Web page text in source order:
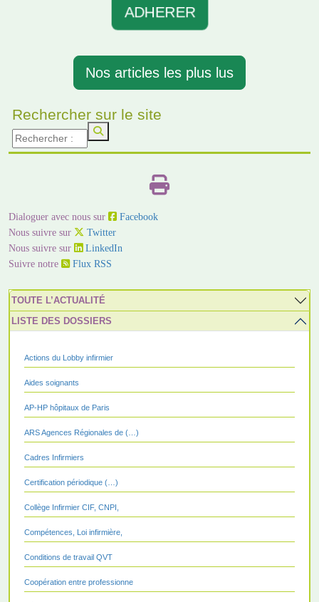
ADHERER
Nos articles les plus lus
Rechercher sur le site
Dialoguer avec nous sur
Facebook
Nous suivre sur
Twitter
Nous suivre sur
LinkedIn
Suivre notre
Flux RSS
TOUTE L’ACTUALITÉ
LISTE DES DOSSIERS
Actions du Lobby infirmier
Aides soignants
AP-HP hôpitaux de Paris
ARS Agences Régionales de (…)
Cadres Infirmiers
Certification périodique (…)
Collège Infirmier CIF, CNPI,
Compétences, Loi infirmière,
Conditions de travail QVT
Coopération entre professionne